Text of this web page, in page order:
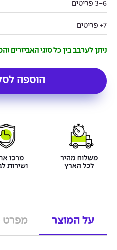
3-6 פריטים
7+ פריטים
ניתן לערבב בין כל סוגי האביזרים
הוספה
על המוצר מפרט